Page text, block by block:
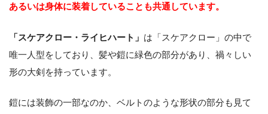
あるいは身体に装着していることも共通しています。
「スケアクロー・ライヒハート」 は「スケアクロー」の中で
唯一人型をしており、髪や鎧に緑色の部分があり、禍々しい
形の大剣を持っています。
鎧には装飾の一部なのか、ベルトのような形状の部分も見て